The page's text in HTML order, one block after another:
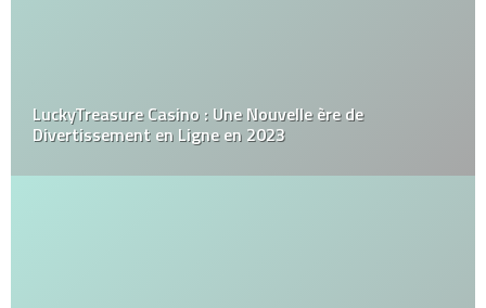
LuckyTreasure Casino : Une Nouvelle ère de
Divertissement en Ligne en 2023